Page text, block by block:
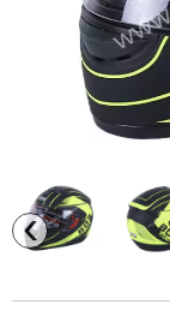
‹